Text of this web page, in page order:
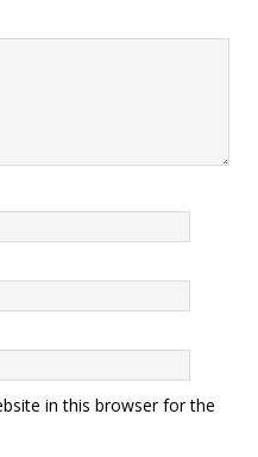
in this browser for the